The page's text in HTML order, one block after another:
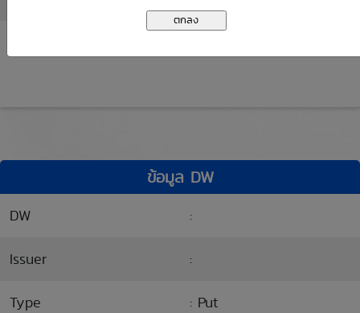
ข้อมูล DW
DW :
Issuer :
Type : Put